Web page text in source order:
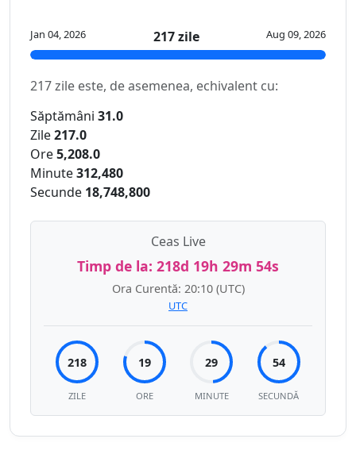
Jan 04, 2026 217 zile Aug 09, 2026
217 zile este, de asemenea, echivalent cu:
Săptămâni 31.0
Zile217.0
Ore5,208.0
Minute312,480
Secunde 18,748,800
Ceas Live
Timp de la: 218d 19h 29m 54s
Ora Curentă: 20:10 (UTC)
UTC
218
ZILE
19
ORE
29
MINUTE
54
SECUNDĂ